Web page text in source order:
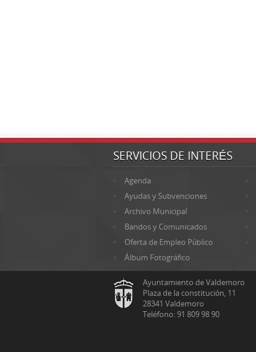
SERVICIOS DE INTERÉS
Agenda
Ayudas y Subvenciones
Archivo Municipal
Bandos y Comunicados
Oferta de Empleo Público
Álbum Fotográfico
Ayuntamiento de Valdemoro
Plaza de la constitución, 11
28341 Valdemoro
Teléfono: 91 809 98 90